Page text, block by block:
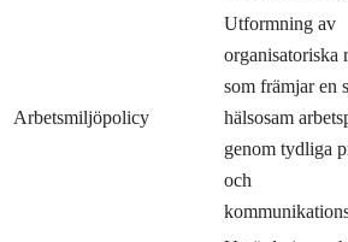
Arbetsmiljöpolicy
Utformning av
organisatoriska
som främjar en
hälsosam
genom tydliga
och